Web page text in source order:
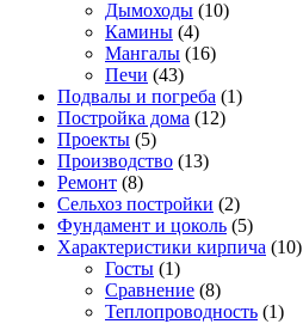
Дымоходы (10)
Камины (4)
Мангалы (16)
Печи (43)
Подвалы и погреба (1)
Постройка дома (12)
Проекты (5)
Производство (13)
Ремонт (8)
Сельхоз постройки (2)
Фундамент и цоколь (5)
Характеристики кирпича (10)
Госты (1)
Сравнение (8)
Теплопроводность (1)